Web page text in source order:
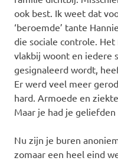
ook best. Ik weet dat
‘beroemde’ tante
die sociale controle.
vlakbij woont en iedere
gesignaleerd wordt,
Er werd veel meer
hard. Armoede en
Maar je had je geliefden
Nu zijn je buren
zomaar een heel eind